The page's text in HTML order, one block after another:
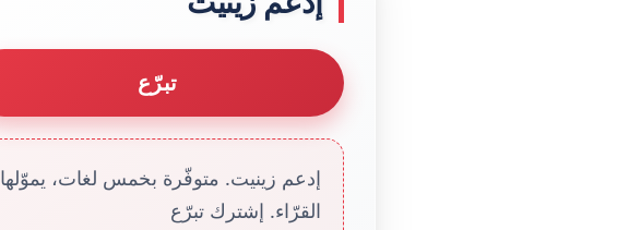
تبرّع
إدعم زينيت. متوفّرة بخمس لغات، يموّلها
القرّاء. إشترك تبرّع